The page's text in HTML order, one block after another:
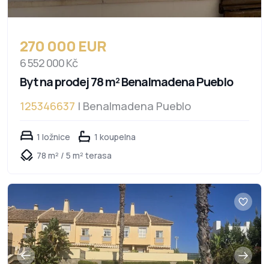
270 000 EUR
6 552 000 Kč
Byt na prodej 78 m² Benalmadena Pueblo
125346637 | Benalmadena Pueblo
1 ložnice
1 koupelna
78 m² / 5 m² terasa